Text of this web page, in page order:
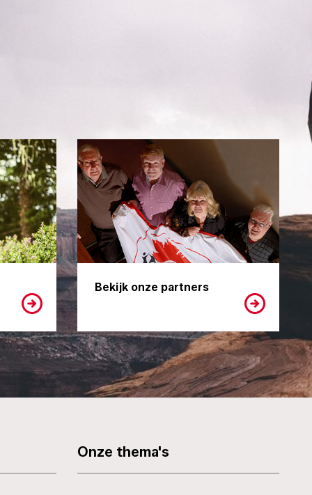
Bekijk onze partners
Onze thema's